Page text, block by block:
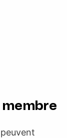
membre